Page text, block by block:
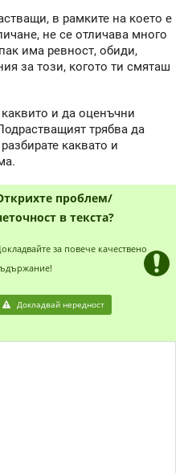
в рамките на което е
не се отличава много
има ревност, обиди,
за този, когото ти смяташ
каквито и да оценъчни
трябва да
каквато и
проблем/
в текста?
за повече качествено
Докладвай нередност